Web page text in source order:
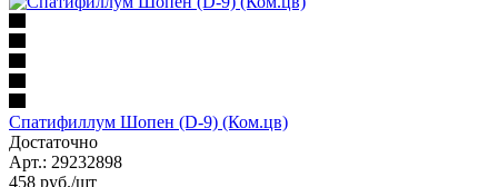
Спатифиллум Шопен (D-9) (Ком.цв)
Достаточно
Арт.: 29232898
458 руб./шт